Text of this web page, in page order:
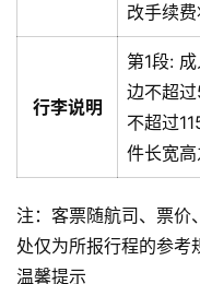
改手续费
行李说明
第1段:
边不超
不超过
件长宽
注：客票随航司、票价
处仅为所报行程的参考
温馨提示